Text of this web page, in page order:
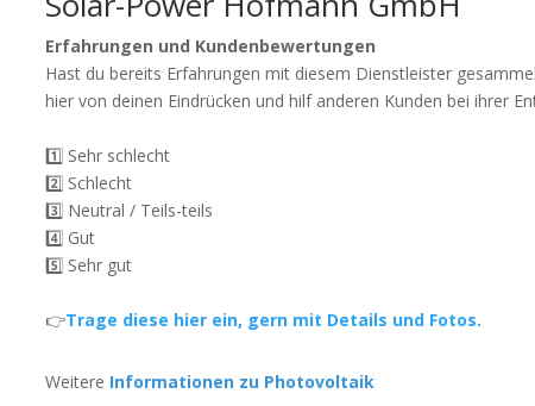
Erfahrungen und Kundenbewertungen
Hast du bereits Erfahrungen mit diesem Dienstleister
hier von deinen Eindrücken und hilf anderen Kunden bei ihrer
1️⃣ Sehr schlecht
2️⃣ Schlecht
3️⃣ Neutral / Teils-teils
4️⃣ Gut
5️⃣ Sehr gut
👉Trage diese hier ein, gern mit Details und Fotos.
Weitere Informationen zu Photovoltaik